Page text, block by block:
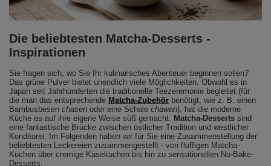
Die beliebtesten Matcha-Desserts -
Inspirationen
Sie fragen sich, wo Sie Ihr kulinarisches Abenteuer beginnen sollen?
Das grüne Pulver bietet unendlich viele Möglichkeiten. Obwohl es in
Japan seit Jahrhunderten die traditionelle Teezeremonie begleitet (für
die man das entsprechende Matcha-Zubehör benötigt, wie z. B. einen
Bambusbesen chasen oder eine Schale chawan), hat die moderne
Küche es auf ihre eigene Weise süß gemacht. Matcha-Desserts sind
eine fantastische Brücke zwischen östlicher Tradition und westlicher
Konditorei. Im Folgenden haben wir für Sie eine Zusammenstellung der
beliebtesten Leckereien zusammengestellt - von fluffigen Matcha-
Kuchen über cremige Käsekuchen bis hin zu sensationellen No-Bake-
Desserts.